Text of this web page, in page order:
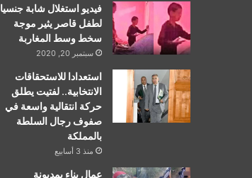
فيديو استغلال شابة جنسيا
لطفل قاصر يثير موجة
سخط وسط المغاربة
سبتمبر 20, 2020
استعدادا للاستحقاقات
الانتخابية.. لفتيت يطلق
حركة انتقالية واسعة في
صفوف رجال السلطة
بالمملكة
منذ 3 أسابيع
عمال بناء بمديونة